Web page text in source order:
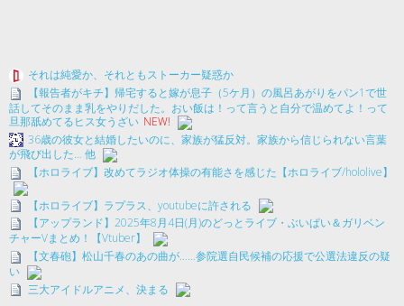
それは純愛か、それともストーカー疑惑か
【報告者がキチ】帰宅すると嫁が息子（5ケ月）の風呂あがりをパン1で世
話してそのまま乳をやりだした。おい飯は！って言うと自分で温めてよ！って
旦那舐めてるヒス女うざい NEW!
36歳の彼女と結婚したいのに、家族が猛反対。家族から信じられない言葉
が飛び出した… 他
【ホロライブ】改めてラジオ体操の有能さを感じた【ホロライブ/hololive】
【ホロライブ】ラプラス、youtubeに許される
【アップランド】2025年8月4日(月)のどっとライブ・ぶいぱい＆ガリベン
チャーVまとめ！【Vtuber】
【文春砲】松山千春のあの曲が……参院選自民候補の応援で公選法違反の疑
い
三大アイドルアニメ、決まる